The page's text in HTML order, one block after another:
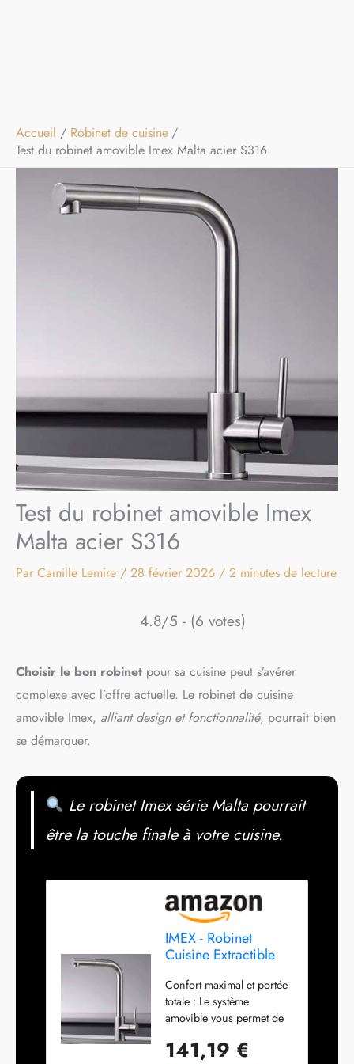
Accueil
Robinet de cuisine
Test du robinet amovible Imex Malta acier S316
Test du robinet amovible Imex
Malta acier S316
Par Camille Lemire / 28 février 2026 / 2 minutes de lecture
4.8/5 - (6 votes)
Choisir le bon robinet pour sa cuisine peut s’avérer
complexe avec l’offre actuelle. Le robinet de cuisine
amovible Imex, alliant design et fonctionnalité, pourrait bien
se démarquer.
Le robinet Imex série Malta pourrait
être la touche finale à votre cuisine.
IMEX - Robinet
Cuisine Extractible
Monocommande
Évier | Robinetterie
Cuisine avec Douche
Flexible 360º |
Robinetterie en
Confort maximal et portée
totale : Le système
amovible vous permet de
l’eau avec une liberté
141,19 €